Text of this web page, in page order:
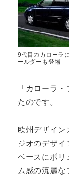
9代目のカローラ
ールダーも登場
「カローラ
たのです。
欧州デザイン
ジオのデザイ
ベースにボリ
ム感の流麗な